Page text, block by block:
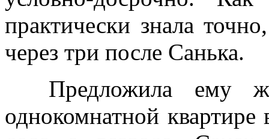
практически знала
через три после Санька.
Предложила ему
однокомнатной